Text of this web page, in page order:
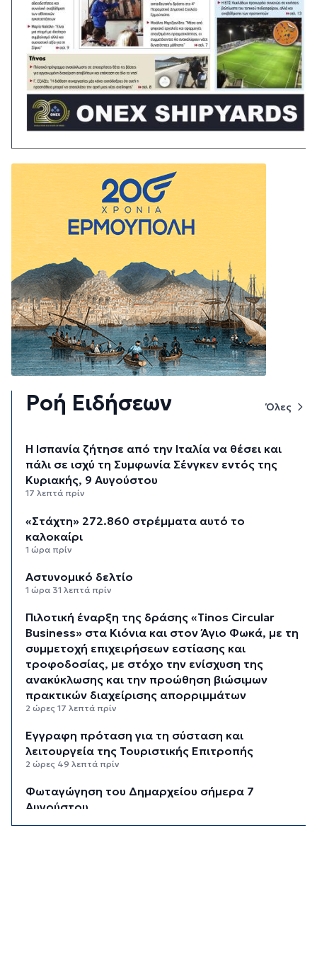
Ροή Ειδήσεων Όλες
H Ισπανία ζήτησε από την Ιταλία να θέσει και
πάλι σε ισχύ τη Συμφωνία Σένγκεν εντός της
Κυριακής, 9 Αυγούστου
17 λεπτά πρίν
«Στάχτη» 272.860 στρέμματα αυτό το
καλοκαίρι
1 ώρα πρίν
Αστυνομικό δελτίο
1 ώρα 31 λεπτά πρίν
Πιλοτική έναρξη της δράσης «Tinos Circular
Business» στα Κιόνια και στον Άγιο Φωκά, με τη
συμμετοχή επιχειρήσεων εστίασης και
τροφοδοσίας, με στόχο την ενίσχυση της
ανακύκλωσης και την προώθηση βιώσιμων
πρακτικών διαχείρισης απορριμμάτων
2 ώρες 17 λεπτά πρίν
Έγγραφη πρόταση για τη σύσταση και
λειτουργεία της Τουριστικής Επιτροπής
2 ώρες 49 λεπτά πρίν
Φωταγώγηση του Δημαρχείου σήμερα 7
Αυγούστου